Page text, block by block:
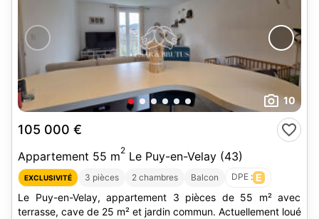
10
105 000 €
Appartement 55 m2 Le Puy-en-Velay (43)
EXCLUSIVITÉ 3 pièces 2 chambres Balcon DPE : E
Le Puy-en-Velay, appartement 3 pièces de 55 m² avec
terrasse, cave de 25 m² et jardin commun. Actuellement loué